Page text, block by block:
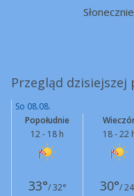
Przegląd
So 08.08.
Popołudnie
12 - 18 h
18 - 22
33°/ 32° 30°/